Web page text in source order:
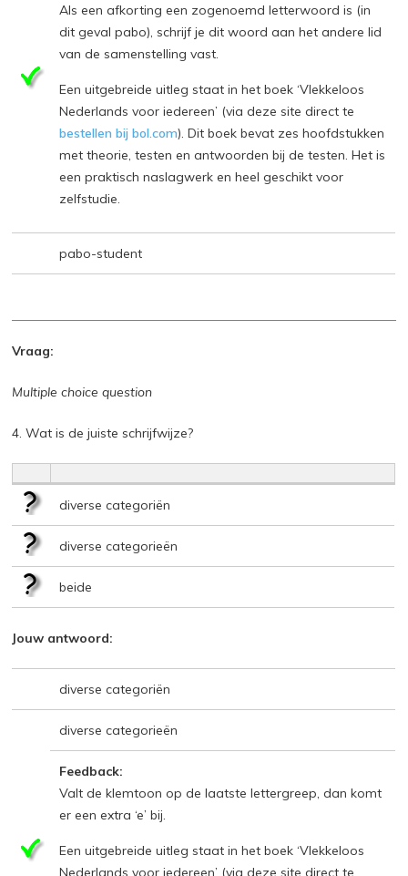
Als een afkorting een zogenoemd letterwoord is (in
dit geval pabo), schrijf je dit woord aan het andere lid
van de samenstelling vast.
Een uitgebreide uitleg staat in het boek ‘Vlekkeloos
Nederlands voor iedereen’ (via deze site direct te
bestellen bij bol.com). Dit boek bevat zes hoofdstukken
met theorie, testen en antwoorden bij de testen. Het is
een praktisch naslagwerk en heel geschikt voor
zelfstudie.
pabo-student
Vraag:
Multiple choice question
4. Wat is de juiste schrijfwijze?
diverse categoriën
diverse categorieën
beide
Jouw antwoord:
diverse categoriën
diverse categorieën
Feedback:
Valt de klemtoon op de laatste lettergreep, dan komt
er een extra ‘e’ bij.
Een uitgebreide uitleg staat in het boek ‘Vlekkeloos
Nederlands voor iedereen’ (via deze site direct te